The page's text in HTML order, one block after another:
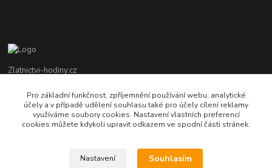
Zlatnictvi-hodiny.cz
+420 379 492 545
Po - Pá: 9,00 - 17,00 hod., So: 9,00 - 11,30 hod.
Pro základní funkčnost, zpříjemnění používání webu, analytické
účely a v případě udělení souhlasu také pro účely cílení reklamy
využíváme soubory cookies. Nastavení vlastních preferencí
cookies můžete kdykoli upravit odkazem ve spodní části stránek.
Nastavení Souhlasím